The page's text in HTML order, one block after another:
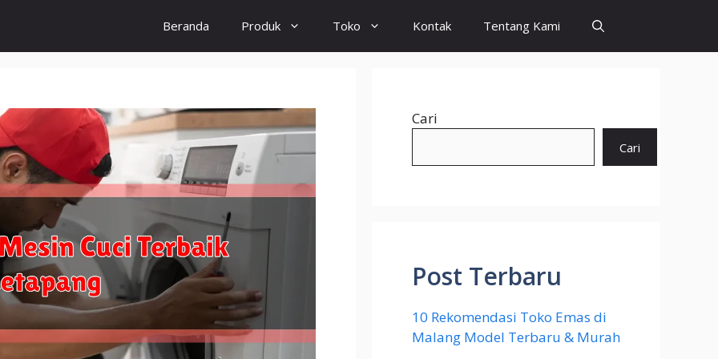
Beranda Produk Toko Kontak Tentang Kami
Cari
Cari
Post Terbaru
10 Rekomendasi Toko Emas di
Malang Model Terbaru & Murah